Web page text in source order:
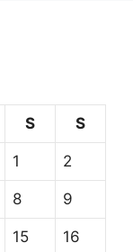
S S
1 2
8 9
15 16